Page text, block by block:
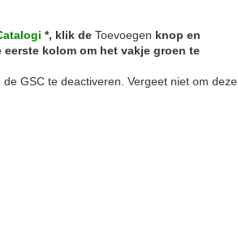
*, klik de Toevoegen knop en
kolom om het vakje groen te
GSC te deactiveren. Vergeet niet om deze